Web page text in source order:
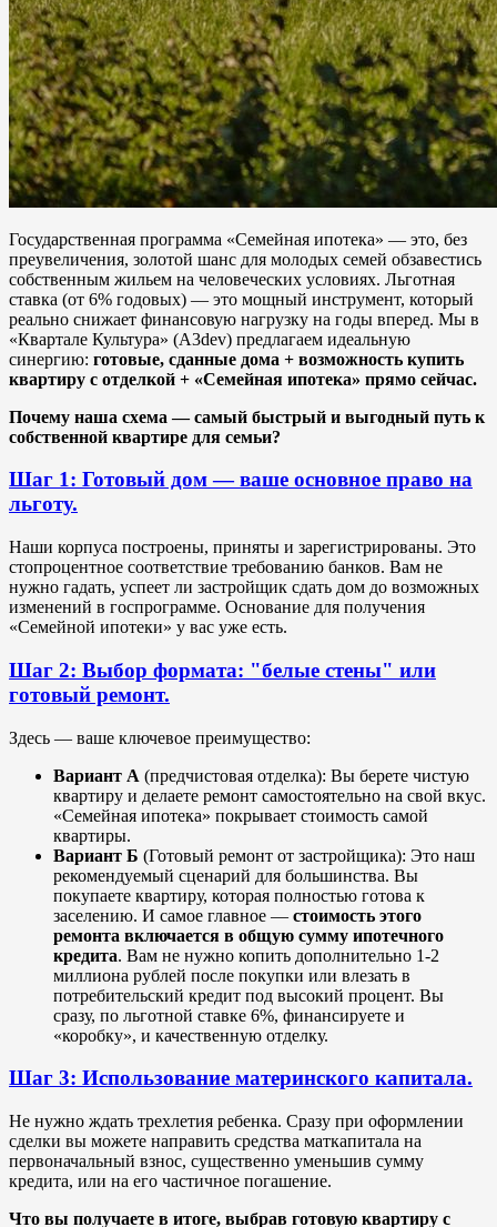
Государственная программа «Семейная ипотека» — это, без
преувеличения, золотой шанс для молодых семей обзавестись
собственным жильем на человеческих условиях. Льготная
ставка (от 6% годовых) — это мощный инструмент, который
реально снижает финансовую нагрузку на годы вперед. Мы в
«Квартале Культура» (A3dev) предлагаем идеальную
синергию: готовые, сданные дома + возможность купить
квартиру с отделкой + «Семейная ипотека» прямо сейчас.
Почему наша схема — самый быстрый и выгодный путь к
собственной квартире для семьи?
Шаг 1: Готовый дом — ваше основное право на
льготу.
Наши корпуса построены, приняты и зарегистрированы. Это
стопроцентное соответствие требованию банков. Вам не
нужно гадать, успеет ли застройщик сдать дом до возможных
изменений в госпрограмме. Основание для получения
«Семейной ипотеки» у вас уже есть.
Шаг 2: Выбор формата: "белые стены" или
готовый ремонт.
Здесь — ваше ключевое преимущество:
Вариант А (предчистовая отделка): Вы берете чистую
квартиру и делаете ремонт самостоятельно на свой вкус.
«Семейная ипотека» покрывает стоимость самой
квартиры.
Вариант Б (Готовый ремонт от застройщика): Это наш
рекомендуемый сценарий для большинства. Вы
покупаете квартиру, которая полностью готова к
заселению. И самое главное — стоимость этого
ремонта включается в общую сумму ипотечного
кредита. Вам не нужно копить дополнительно 1-2
миллиона рублей после покупки или влезать в
потребительский кредит под высокий процент. Вы
сразу, по льготной ставке 6%, финансируете и
«коробку», и качественную отделку.
Шаг 3: Использование материнского капитала.
Не нужно ждать трехлетия ребенка. Сразу при оформлении
сделки вы можете направить средства маткапитала на
первоначальный взнос, существенно уменьшив сумму
кредита, или на его частичное погашение.
Что вы получаете в итоге, выбрав готовую квартиру с